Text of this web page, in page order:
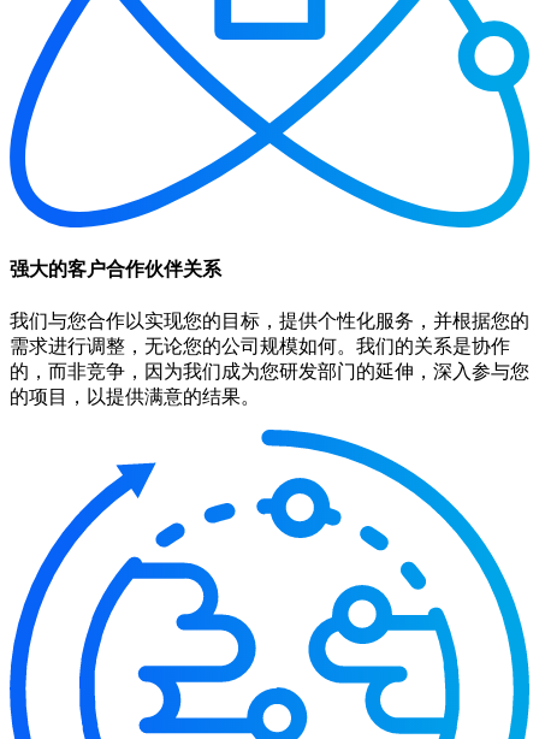
强大的客户合作伙伴关系
我们与您合作以实现您的目标，提供个性化服务，并根据您的
需求进行调整，无论您的公司规模如何。我们的关系是协作
的，而非竞争，因为我们成为您研发部门的延伸，深入参与您
的项目，以提供满意的结果。